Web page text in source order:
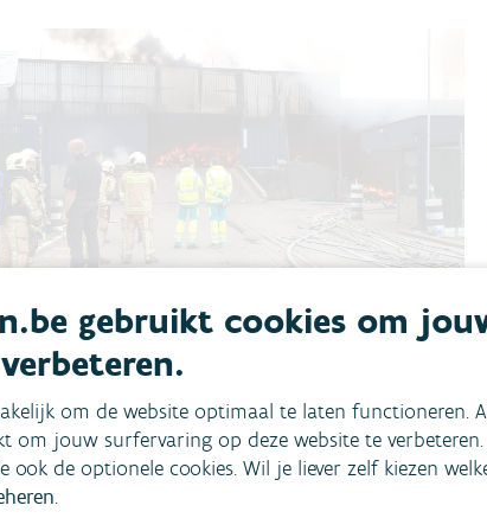
VMM‑incidentenwerking
meerwaarde voor brandweer
De VMM gaf dit voorjaar op verzoek van
hulpverleningszone Rivierenland vier sessies
over haar werking bij brandweerincidenten
zoals bluswater en olie. Door kennis uit te
gebruikt cookies om
om de website optimaal te laten functioneren.
om jouw surfervaring op deze website te
ook de optionele cookies. Wil je liever zelf kiezen
.